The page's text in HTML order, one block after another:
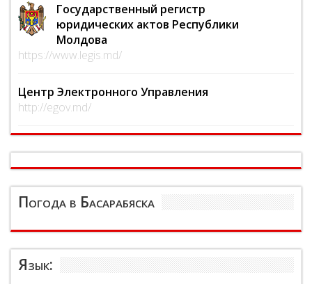
Государственный регистр
юридических актов Республики
Молдова
https://www.legis.md/
Центр Электронного Управления
http://egov.md/
Погода в Басарабяска
Язык: